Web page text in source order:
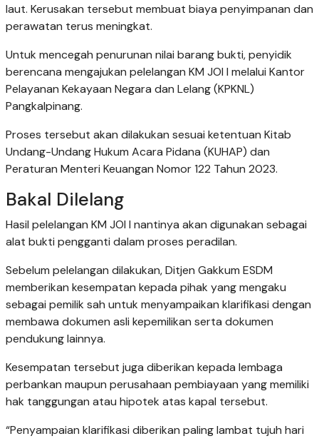
laut. Kerusakan tersebut membuat biaya penyimpanan dan
perawatan terus meningkat.
Untuk mencegah penurunan nilai barang bukti, penyidik
berencana mengajukan pelelangan KM JOI I melalui Kantor
Pelayanan Kekayaan Negara dan Lelang (KPKNL)
Pangkalpinang.
Proses tersebut akan dilakukan sesuai ketentuan Kitab
Undang-Undang Hukum Acara Pidana (KUHAP) dan
Peraturan Menteri Keuangan Nomor 122 Tahun 2023.
Bakal Dilelang
Hasil pelelangan KM JOI I nantinya akan digunakan sebagai
alat bukti pengganti dalam proses peradilan.
Sebelum pelelangan dilakukan, Ditjen Gakkum ESDM
memberikan kesempatan kepada pihak yang mengaku
sebagai pemilik sah untuk menyampaikan klarifikasi dengan
membawa dokumen asli kepemilikan serta dokumen
pendukung lainnya.
Kesempatan tersebut juga diberikan kepada lembaga
perbankan maupun perusahaan pembiayaan yang memiliki
hak tanggungan atau hipotek atas kapal tersebut.
“Penyampaian klarifikasi diberikan paling lambat tujuh hari